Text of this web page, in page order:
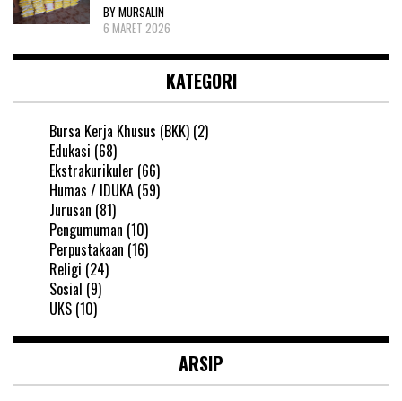
BY MURSALIN
6 MARET 2026
KATEGORI
Bursa Kerja Khusus (BKK) (2)
Edukasi (68)
Ekstrakurikuler (66)
Humas / IDUKA (59)
Jurusan (81)
Pengumuman (10)
Perpustakaan (16)
Religi (24)
Sosial (9)
UKS (10)
ARSIP